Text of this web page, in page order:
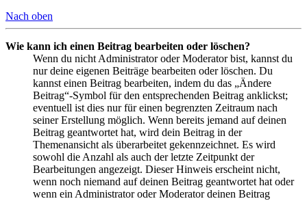
Nach oben
Wie kann ich einen Beitrag bearbeiten oder löschen?
Wenn du nicht Administrator oder Moderator bist, kannst du
nur deine eigenen Beiträge bearbeiten oder löschen. Du
kannst einen Beitrag bearbeiten, indem du das „Ändere
Beitrag“-Symbol für den entsprechenden Beitrag anklickst;
eventuell ist dies nur für einen begrenzten Zeitraum nach
seiner Erstellung möglich. Wenn bereits jemand auf deinen
Beitrag geantwortet hat, wird dein Beitrag in der
Themenansicht als überarbeitet gekennzeichnet. Es wird
sowohl die Anzahl als auch der letzte Zeitpunkt der
Bearbeitungen angezeigt. Dieser Hinweis erscheint nicht,
wenn noch niemand auf deinen Beitrag geantwortet hat oder
wenn ein Administrator oder Moderator deinen Beitrag